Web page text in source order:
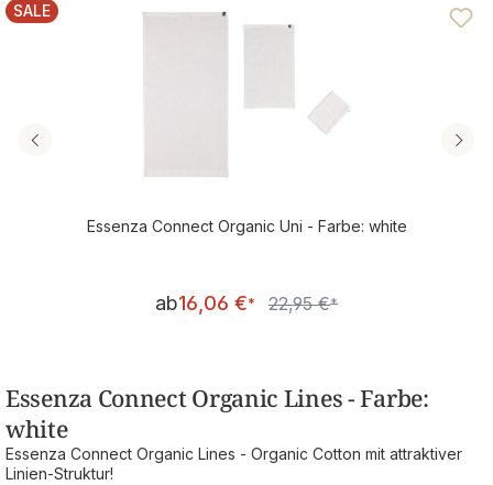
RABATT
SALE
Essenza Connect Organic Uni - Farbe: white
Verkaufspreis:
ab16,06 €* Regulärer Preis:
22,95 €*
Essenza Connect Organic Lines - Farbe:
white
Essenza Connect Organic Lines - Organic Cotton mit attraktiver
Linien-Struktur!